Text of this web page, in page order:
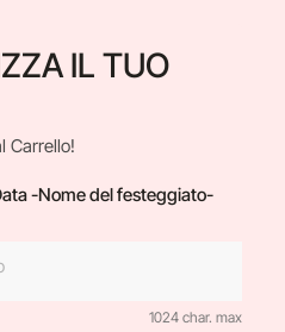
IL TUO
Carrello!
-Nome del festeggiato-
1024 char. max